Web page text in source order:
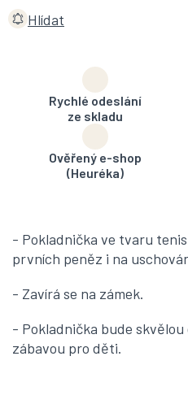
Hlídat
Rychlé odeslání
ze skladu
Ověřený e-shop
(Heuréka)
- Pokladnička ve tvaru
prvních peněz i na
- Zavírá se na zámek.
- Pokladnička bude
zábavou pro děti.